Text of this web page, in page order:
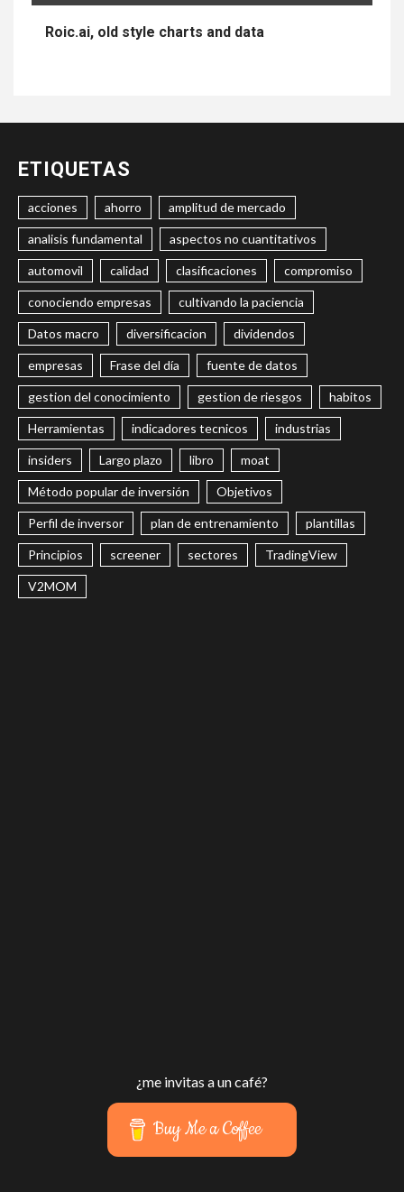
Roic.ai, old style charts and data
ETIQUETAS
acciones ahorro amplitud de mercado
analisis fundamental aspectos no cuantitativos
automovil calidad clasificaciones compromiso
conociendo empresas cultivando la paciencia
Datos macro diversificacion dividendos
empresas Frase del día fuente de datos
gestion del conocimiento gestion de riesgos habitos
Herramientas indicadores tecnicos industrias
insiders Largo plazo libro moat
Método popular de inversión Objetivos
Perfil de inversor plan de entrenamiento plantillas
Principios screener sectores TradingView
V2MOM
¿me invitas a un café?
Buy Me a Coffee